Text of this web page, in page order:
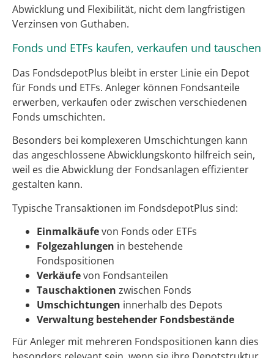
Abwicklung und Flexibilität, nicht dem langfristigen
Verzinsen von Guthaben.
Fonds und ETFs kaufen, verkaufen und tauschen
Das FondsdepotPlus bleibt in erster Linie ein Depot
für Fonds und ETFs. Anleger können Fondsanteile
erwerben, verkaufen oder zwischen verschiedenen
Fonds umschichten.
Besonders bei komplexeren Umschichtungen kann
das angeschlossene Abwicklungskonto hilfreich sein,
weil es die Abwicklung der Fondsanlagen effizienter
gestalten kann.
Typische Transaktionen im FondsdepotPlus sind:
Einmalkäufevon Fonds oder ETFs
Folgezahlungen in bestehende
Fondspositionen
Verkäufevon Fondsanteilen
Tauschaktionen zwischen Fonds
Umschichtungen innerhalb des Depots
Verwaltung bestehender Fondsbestände
Für Anleger mit mehreren Fondspositionen kann dies